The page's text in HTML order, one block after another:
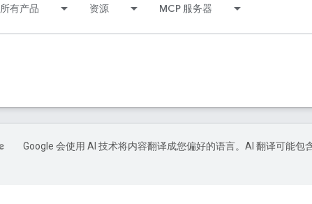
所有产品 资源 MCP 服务器
Google 会使用 AI 技术将内容翻译成您偏好的语言。AI 翻译可能包